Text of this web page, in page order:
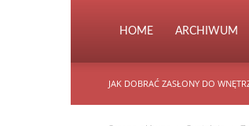
HOME ARCHIWUM
JAK DOBRAĆ ZASŁONY DO